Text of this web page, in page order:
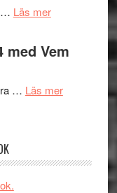
och
… Läs merom
Shadow
Edge
spännande
Vem
… Läs merom